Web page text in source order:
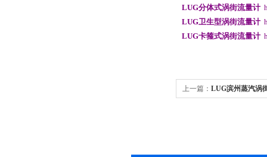
LUG分体式涡街流量计
LUG卫生型涡街流量计
LUG卡箍式涡街流量计
上一篇： LUG滨州蒸汽涡